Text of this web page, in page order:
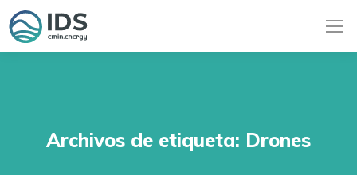
Archivos de etiqueta: Drones